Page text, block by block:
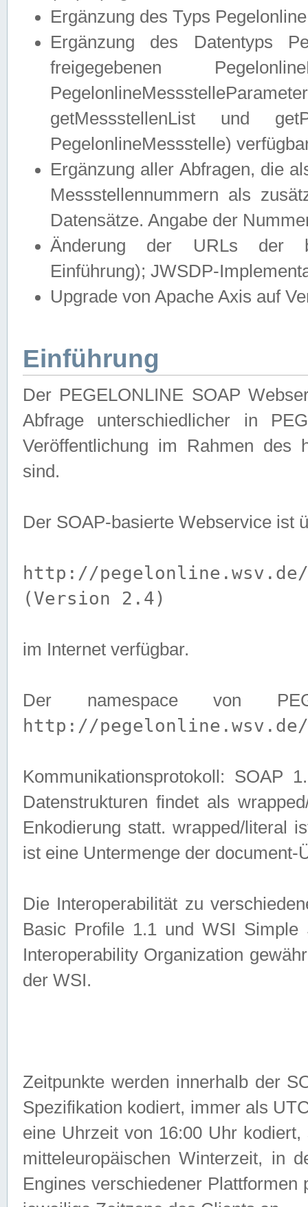
Ergänzung des Typs
Ergänzung des Datentyps
freigegebenen
getMessstellenList und
PegelonlineMessstelle)
Ergänzung aller Abfragen, die
Messstellennummern als
Datensätze. Angabe der
Änderung der URLs der
Einführung); JWSDP-
Upgrade von Apache Axis auf
Einführung
Der PEGELONLINE SOAP
Abfrage unterschiedlicher in
Veröffentlichung im Rahmen des
sind.
Der SOAP-basierte Webservice ist
http://pegelonline.wsv.de/
(Version 2.4)
im Internet verfügbar.
Der namespace von
http://pegelonline.wsv.de/
Kommunikationsprotokoll: SOAP
Datenstrukturen findet als
Enkodierung statt. wrapped/literal
ist eine Untermenge der
Die Interoperabilität zu
Basic Profile 1.1 und WSI
Interoperability Organization
der WSI.
Zeitpunkte werden innerhalb der
Spezifikation kodiert, immer als
eine Uhrzeit von 16:00 Uhr
mitteleuropäischen Winterzeit, in
Engines verschiedener